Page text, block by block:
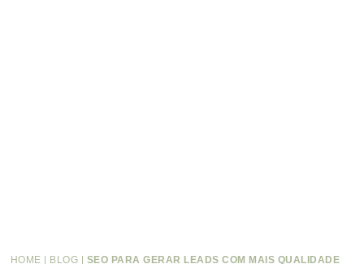
HOME BLOG SEO PARA GERAR LEADS COM MAIS QUALIDADE